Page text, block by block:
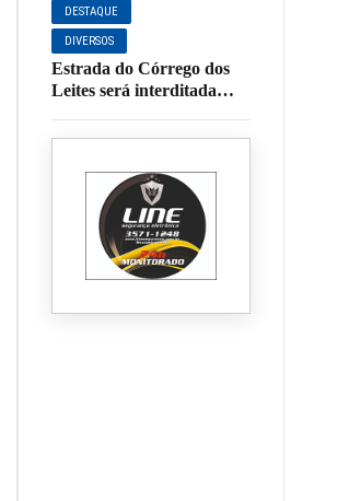
DESTAQUE
DIVERSOS
Estrada do Córrego dos
Leites será interditada
pavimentação